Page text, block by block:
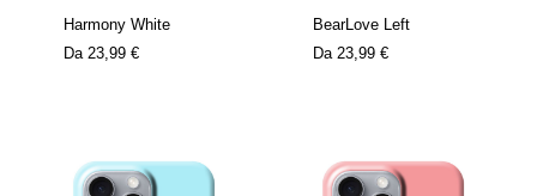
Harmony White
Da 23,99 €
BearLove Left
Da 23,99 €